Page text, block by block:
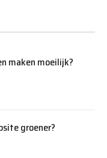
maken moeilijk?
groener?